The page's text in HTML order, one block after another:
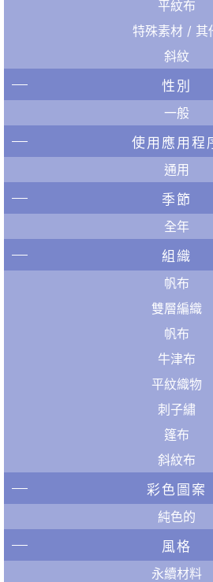
平紋布
特殊素材 / 其
斜紋
性別
一般
使用應用程
通用
季節
全年
組織
帆布
雙層編織
帆布
牛津布
平紋織物
刺子繡
篷布
斜紋布
彩色圖案
純色的
風格
永續材料